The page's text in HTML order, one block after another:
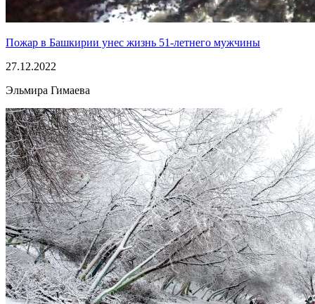
Пожар в Башкирии унес жизнь 51-летнего мужчины
27.12.2022
Эльмира Гимаева